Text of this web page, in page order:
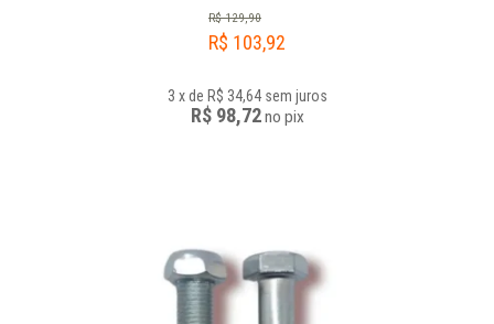
R$ 129,90
R$ 103,92
3 x de R$ 34,64 sem juros
R$ 98,72no pix